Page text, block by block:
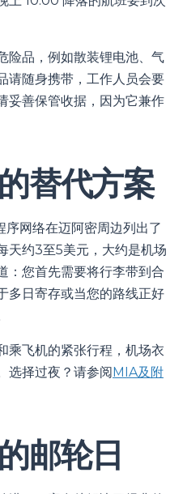
险品，例如散装锂电池、气
请随身携带，工作人员会要
妥善保管收据，因为它兼作
替代方案
网络在迈阿密周边列出了
天约3至5美元，大约是机场
：您首先需要将行李带到合
多日寄存或当您的路线正好
乘飞机的紧张行程，机场衣
选择过夜？请参阅MIA及附
邮轮日